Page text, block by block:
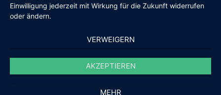
Einwilligung jederzeit mit Wirkung für die Zukunft widerrufen
oder ändern.
VERWEIGERN
AKZEPTIEREN
MEHR